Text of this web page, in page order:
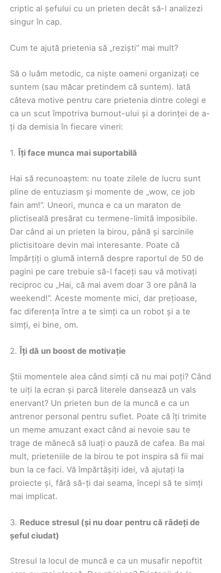
criptic al șefului cu un prieten decât să-l analizezi
singur în cap.
Cum te ajută prietenia să „reziști” mai mult?
Să o luăm metodic, ca niște oameni organizați ce
suntem (sau măcar pretindem că suntem). Iată
câteva motive pentru care prietenia dintre colegi e
ca un scut împotriva burnout-ului și a dorinței de a-
ți da demisia în fiecare vineri:
1. Îți face munca mai suportabilă
Hai să recunoaștem: nu toate zilele de lucru sunt
pline de entuziasm și momente de „wow, ce job
fain am!”. Uneori, munca e ca un maraton de
plictiseală presărat cu termene-limită imposibile.
Dar când ai un prieten la birou, până și sarcinile
plictisitoare devin mai interesante. Poate că
împărțiți o glumă internă despre raportul de 50 de
pagini pe care trebuie să-l faceți sau vă motivați
reciproc cu „Hai, că mai avem doar 3 ore până la
weekend!”. Aceste momente mici, dar prețioase,
fac diferența între a te simți ca un robot și a te
simți, ei bine, om.
2.Îți dă un boost de motivație
Știi momentele alea când simți că nu mai poți? Când
te uiți la ecran și parcă literele dansează un vals
enervant? Un prieten bun de la muncă e ca un
antrenor personal pentru suflet. Poate că îți trimite
un meme amuzant exact când ai nevoie sau te
trage de mânecă să luați o pauză de cafea. Ba mai
mult, prieteniile de la birou te pot inspira să fii mai
bun la ce faci. Vă împărtășiți idei, vă ajutați la
proiecte și, fără să-ți dai seama, începi să te simți
mai implicat.
3. Reduce stresul (și nu doar pentru că râdeți de
șeful ciudat)
Stresul la locul de muncă e ca un musafir nepoftit